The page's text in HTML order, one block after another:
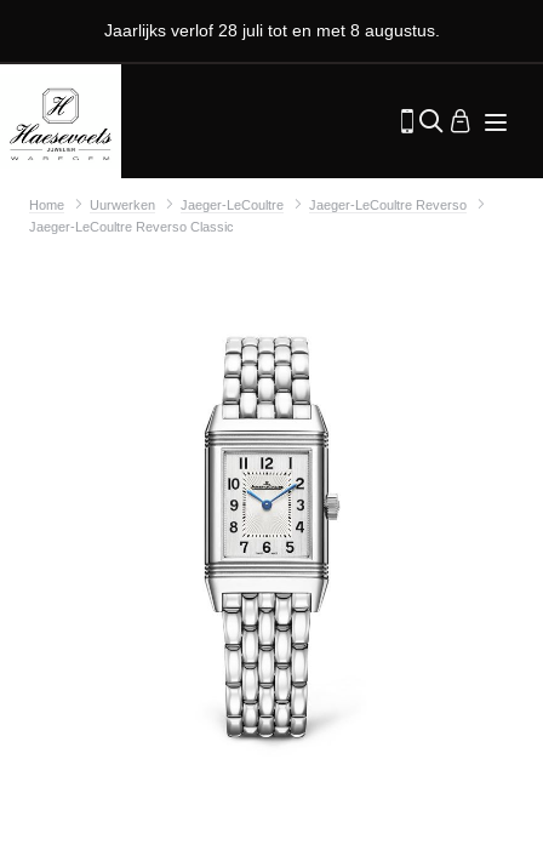
Jaarlijks verlof 28 juli tot en met 8 augustus.
Home Uurwerken Jaeger-LeCoultre
Jaeger-LeCoultre Reverso
Jaeger-LeCoultre Reverso Classic